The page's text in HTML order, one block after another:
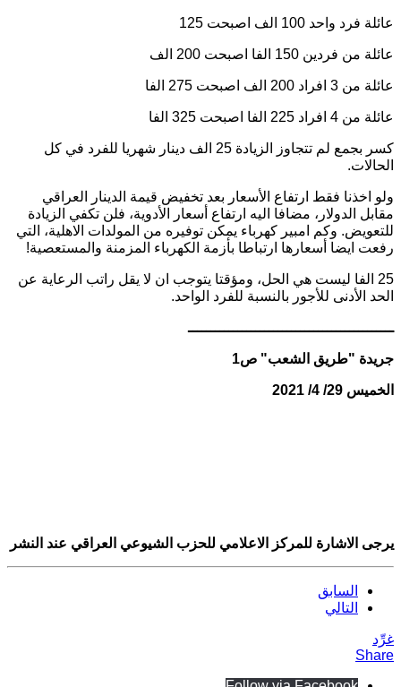
عائلة فرد واحد 100 الف اصبحت 125
عائلة من فردين 150 الفا اصبحت 200 الف
عائلة من 3 افراد 200 الف اصبحت 275 الفا
عائلة من 4 افراد 225 الفا اصبحت 325 الفا
كسر بجمع لم تتجاوز الزيادة 25 الف دينار شهريا للفرد في كل
الحالات.
ولو اخذنا فقط ارتفاع الأسعار بعد تخفيض قيمة الدينار العراقي
مقابل الدولار، مضافا اليه ارتفاع أسعار الأدوية، فلن تكفي الزيادة
للتعويض. وكم امبير كهرباء يمكن توفيره من المولدات الاهلية، التي
رفعت ايضا أسعارها ارتباطا بأزمة الكهرباء المزمنة والمستعصية!
25 الفا ليست هي الحل، ومؤقتا يتوجب ان لا يقل راتب الرعاية عن
الحد الأدنى للأجور بالنسبة للفرد الواحد.
ــــــــــــــــــــــــــــــــــــــــــــــ
جريدة "طريق الشعب" ص1
الخميس 29/ 4/ 2021
يرجى الاشارة للمركز الاعلامي للحزب الشيوعي العراقي عند النشر
السابق
التالي
غرِّد
Share